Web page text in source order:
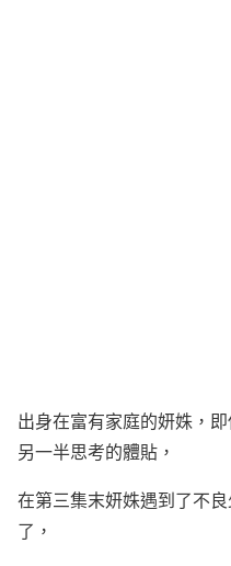
出身在富有家庭的妍姝，
另一半思考的體貼，
在第三集末妍姝遇到了不
了，